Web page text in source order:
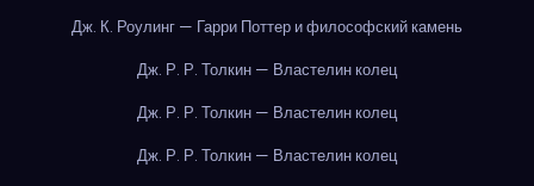
Дж. К. Роулинг — Гарри Поттер и философский камень
Дж. Р. Р. Толкин — Властелин колец
Дж. Р. Р. Толкин — Властелин колец
Дж. Р. Р. Толкин — Властелин колец